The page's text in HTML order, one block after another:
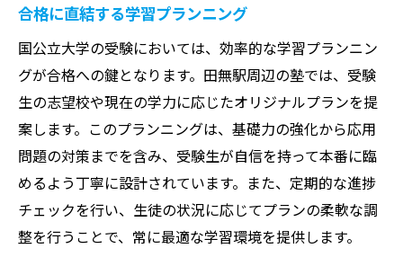
合格に直結する学習プランニング
国公立大学の受験においては、効率的な学習プランニン
グが合格への鍵となります。田無駅周辺の塾では、受験
生の志望校や現在の学力に応じたオリジナルプランを提
案します。このプランニングは、基礎力の強化から応用
問題の対策までを含み、受験生が自信を持って本番に臨
めるよう丁寧に設計されています。また、定期的な進捗
チェックを行い、生徒の状況に応じてプランの柔軟な調
整を行うことで、常に最適な学習環境を提供します。